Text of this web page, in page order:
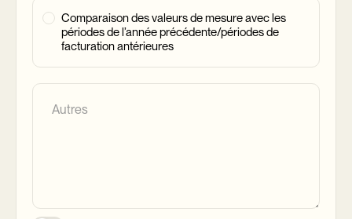
Comparaison des valeurs de mesure avec les
périodes de l’année précédente/périodes de
facturation antérieures